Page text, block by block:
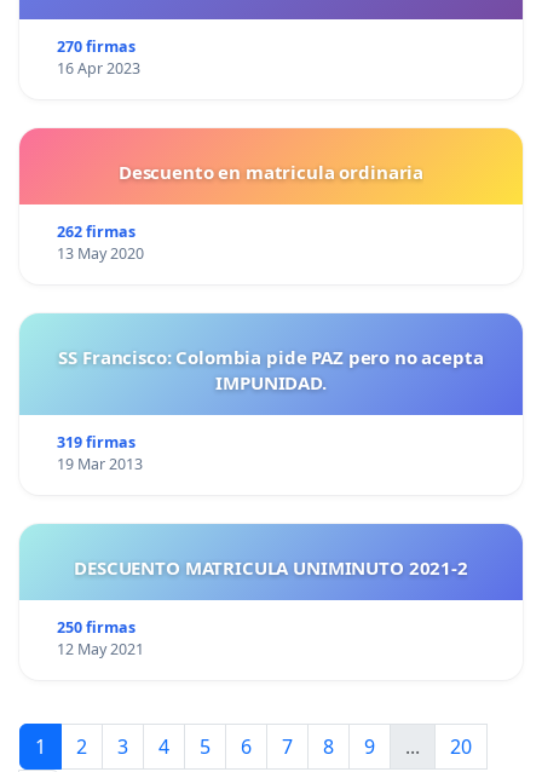
270 firmas
16 Apr 2023
Descuento en matricula ordinaria
262 firmas
13 May 2020
SS Francisco: Colombia pide PAZ pero no acepta
IMPUNIDAD.
319 firmas
19 Mar 2013
DESCUENTO MATRICULA UNIMINUTO 2021-2
250 firmas
12 May 2021
1 2 3 4 5 6 7 8 9 ...
20